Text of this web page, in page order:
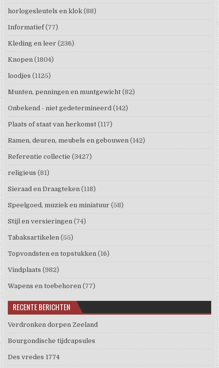
horlogesleutels en klok (88)
Informatief (77)
Kleding en leer (236)
Knopen (1804)
loodjes (1125)
Munten, penningen en muntgewicht (82)
Onbekend - niet gedetermineerd (142)
Plaats of staat van herkomst (117)
Ramen, deuren, meubels en gebouwen (142)
Referentie collectie (3427)
religieus (81)
Sieraad en Draagteken (118)
Speelgoed, muziek en miniatuur (58)
Stijl en versieringen (74)
Tabaksartikelen (55)
Topvondsten en topstukken (16)
Vindplaats (982)
Wapens en toebehoren (77)
RECENTE BERICHTEN
Verdronken dorpen Zeeland
Bourgondische tijdcapsules
Des vredes 1774